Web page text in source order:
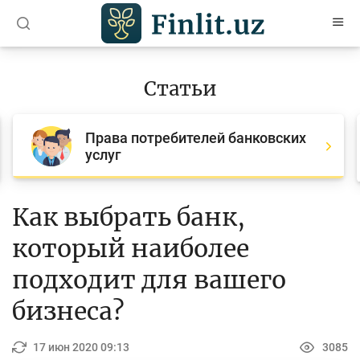
Все статьи
Для банковских агентов
Депозит (вклады)
Статьи
Права потребителей банковских
услуг
Как выбрать банк,
который наиболее
подходит для вашего
бизнеса?
17 июн 2020 09:13 3085